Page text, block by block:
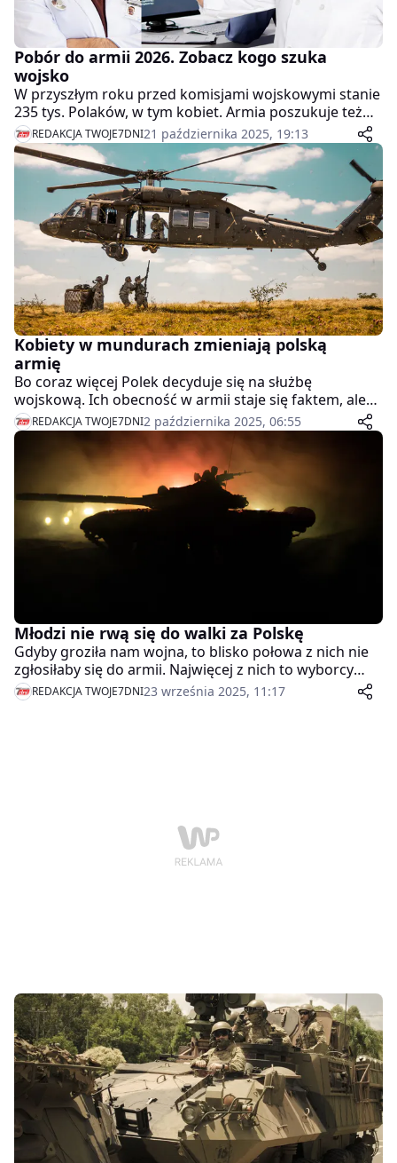
Pobór do armii 2026. Zobacz kogo szuka
wojsko
W przyszłym roku przed komisjami wojskowymi stanie
235 tys. Polaków, w tym kobiet. Armia poszukuje też
cywilów: lekarzy, kierowców, informatyków,
inżynierów.
REDAKCJA TWOJE7DNI21 października 2025, 19:13
Kobiety w mundurach zmieniają polską
armię
Bo coraz więcej Polek decyduje się na służbę
wojskową. Ich obecność w armii staje się faktem, ale
droga do pełnej równości w mundurze wciąż bywa
pełna wyzwań. Jeszcze kilkanaście lat temu obraz
kobiety-żołnierza w Polsce wydawał się egzotyczny –
dziś jest naturalny.
REDAKCJA TWOJE7DNI2 października 2025, 06:55
Młodzi nie rwą się do walki za Polskę
Gdyby groziła nam wojna, to blisko połowa z nich nie
zgłosiłaby się do armii. Najwięcej z nich to wyborcy
Konfederacji i Trzeciej Drogi.
REDAKCJA TWOJE7DNI23 września 2025, 11:17